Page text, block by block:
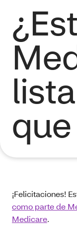
¡Felicitaciones!
como parte de
Medicare.